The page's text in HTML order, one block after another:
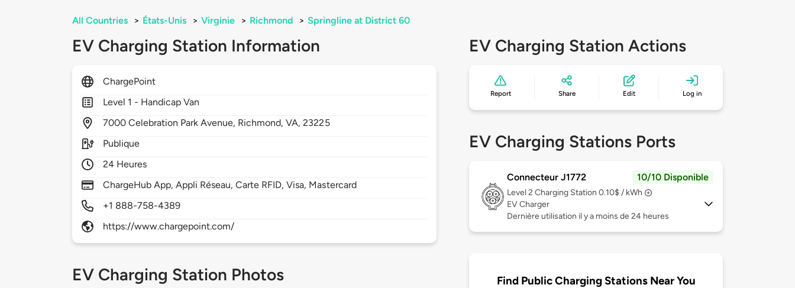
All Countries > États-Unis > Virginie > Richmond > Springline at District 60
EV Charging Station Information
ChargePoint
Level 1 - Handicap Van
7000Celebration Park Avenue, Richmond,VA,23225
Publique
24 Heures
ChargeHub App, Appli Réseau, Carte RFID, Visa, Mastercard
+1 888-758-4389
https://www.chargepoint.com/
EV Charging Station Photos
EV Charging Station Actions
Report Share Edit Log in
EV Charging Stations Ports
Connecteur J1772 10/10 Disponible
Level 2 Charging Station 0.10$ / kWh
EV Charger
Dernière utilisation il y a moins de 24 heures
Find Public Charging Stations Near You